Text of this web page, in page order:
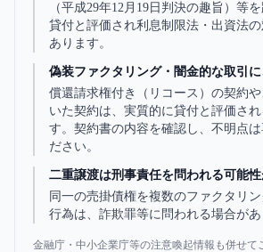
（平成29年12月19日判決の趣旨）等
貸付と評価され利息制限法・出資法
あります。
偽装ファクタリング・闇金的な取引
償還請求権付き（リコース）の契約
いた契約は、実質的に貸付と評価さ
す。契約書の内容を確認し、不明点は
ださい。
二重譲渡は刑事責任を問われる可能
同一の売掛債権を複数のファクタリ
行為は、詐欺罪等に問われる場合があ
金融庁・中小企業庁等の注意喚起情報も併せて